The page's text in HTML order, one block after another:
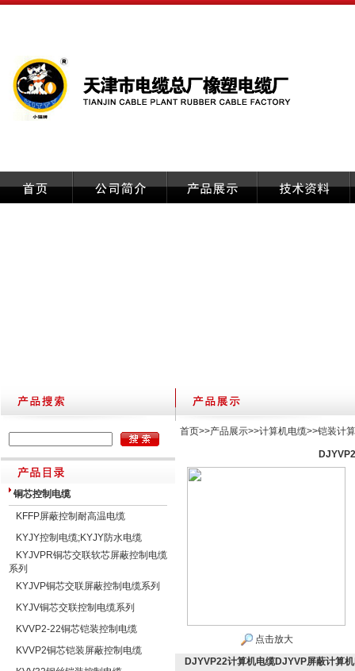
铜芯控制电缆
KFFP屏蔽控制耐高温电缆
KYJY控制电缆;KYJY防水电缆
KYJVPR铜芯交联软芯屏蔽控制电缆
系列
KYJVP铜芯交联屏蔽控制电缆系列
KYJV铜芯交联控制电缆系列
KVVP2-22铜芯铠装控制电缆
KVVP2铜芯铠装屏蔽控制电缆
首页>>产品展示>>计算机电缆>>铠装计
点击放大
DJYVP22计算机电缆DJYVP屏蔽计算